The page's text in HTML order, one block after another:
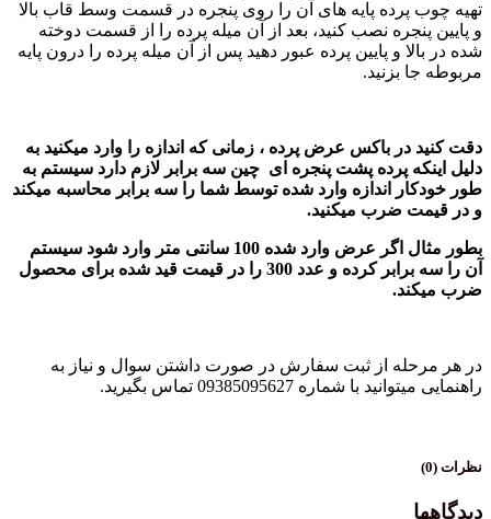
تهیه چوب پرده پایه های آن را روی پنجره در قسمت وسط قاب بالا
و پایین پنجره نصب کنید، بعد از آن میله پرده را از قسمت دوخته
شده در بالا و پایین پرده عبور دهید پس از آن میله پرده را درون پایه
مربوطه جا بزنید.
دقت کنید در باکس عرض پرده ، زمانی که اندازه را وارد میکنید به
دلیل اینکه پرده پشت پنجره ای چین سه برابر لازم دارد سیستم به
طور خودکار اندازه وارد شده توسط شما را سه برابر محاسبه میکند
و در قیمت ضرب میکنید.
بطور مثال اگر عرض وارد شده 100 سانتی متر وارد شود سیستم
آن را سه برابر کرده و عدد 300 را در قیمت قید شده برای محصول
ضرب میکند.
در هر مرحله از ثبت سفارش در صورت داشتن سوال و نیاز به
راهنمایی میتوانید با شماره 09385095627 تماس بگیرید.
نظرات (0)
دیدگاهها